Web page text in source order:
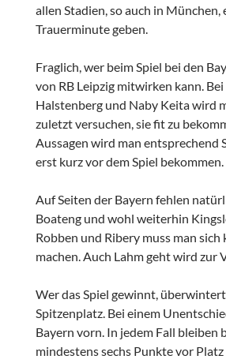
allen Stadien, so auch in München,
Trauerminute geben.
Fraglich, wer beim Spiel bei den
von RB Leipzig mitwirken kann.
Halstenberg und Naby Keita wird
zuletzt versuchen, sie fit zu
Aussagen wird man entsprechend
erst kurz vor dem Spiel bekommen.
Auf Seiten der Bayern fehlen
Boateng und wohl weiterhin
Robben und Ribery muss man sich
machen. Auch Lahm geht wird zur
Wer das Spiel gewinnt,
Spitzenplatz. Bei einem
Bayern vorn. In jedem Fall bleiben
mindestens sechs Punkte vor Platz